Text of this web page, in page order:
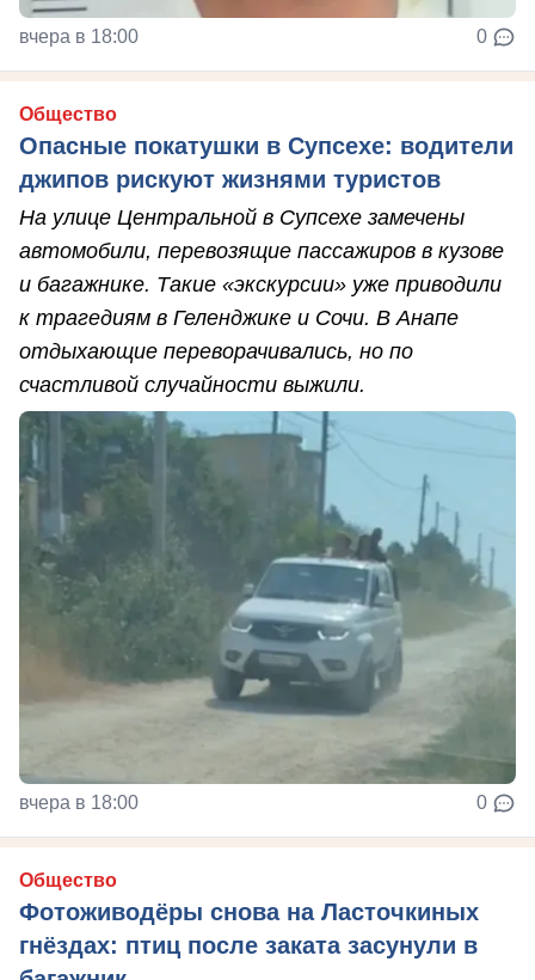
вчера в 18:00 0
Общество
Опасные покатушки в Супсехе: водители
джипов рискуют жизнями туристов
На улице Центральной в Супсехе замечены
автомобили, перевозящие пассажиров в кузове
и багажнике. Такие «экскурсии» уже приводили
к трагедиям в Геленджике и Сочи. В Анапе
отдыхающие переворачивались, но по
счастливой случайности выжили.
вчера в 18:00 0
Общество
Фотоживодёры снова на Ласточкиных
гнёздах: птиц после заката засунули в